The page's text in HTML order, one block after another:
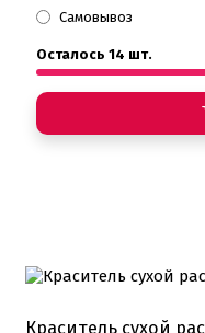
Самовывоз
Осталось 14 шт.
Краситель сухой